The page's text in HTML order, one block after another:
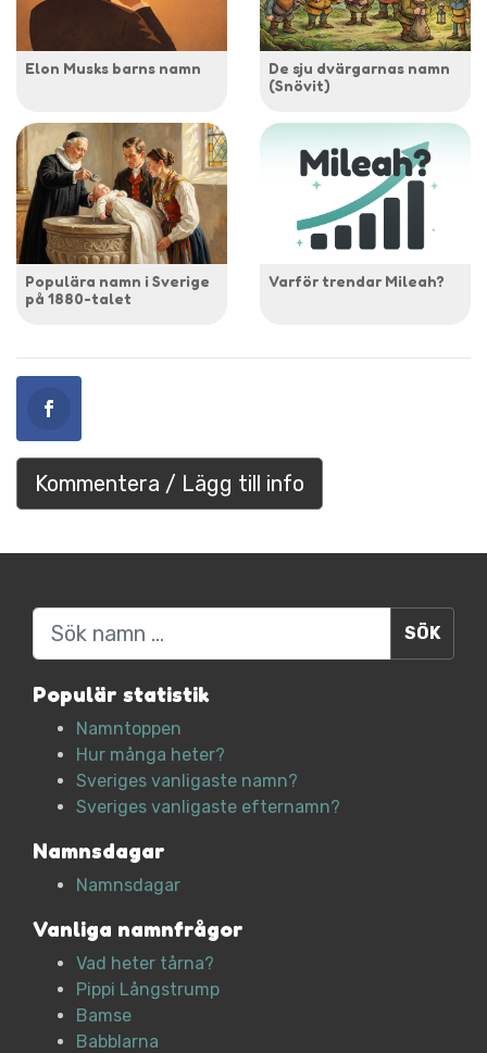
Elon Musks barns namn
De sju dvärgarnas namn
(Snövit)
Populära namn i Sverige
på 1880-talet
Varför trendar Mileah?
Kommentera / Lägg till info
Sök
Populär statistik
Namntoppen
Hur många heter?
Sveriges vanligaste namn?
Sveriges vanligaste efternamn?
Namnsdagar
Namnsdagar
Vanliga namnfrågor
Vad heter tårna?
Pippi Långstrump
Bamse
Babblarna